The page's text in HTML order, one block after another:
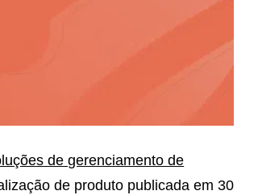
de gerenciamento de
de produto publicada em 30